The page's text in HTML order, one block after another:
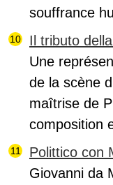
souffrance
Il tributo
Une
de la scène
maîtrise de
composition
Polittico con
Giovanni da